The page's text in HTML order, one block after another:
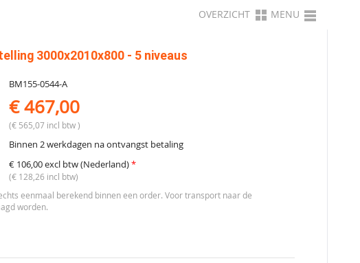
OVERZICHT MENU
3000x2010x800 - 5 niveaus
BM155-0544-A
€ 467,00
(€ 565,07 incl btw )
Binnen 2 werkdagen na ontvangst betaling
€ 106,00 excl btw (Nederland)*
(€ 128,26 incl btw)
eenmaal berekend binnen een order. Voor transport naar de
worden.